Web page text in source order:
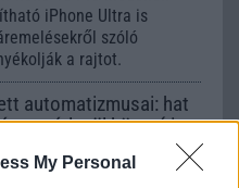
My Personal
iPhone Ultra is
szóló
a rajtot.
automatizmusai: hat
könnyíti
Police